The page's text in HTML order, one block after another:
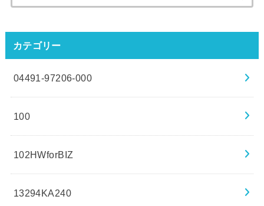
索:
カテゴリー
04491-97206-000
100
102HWforBIZ
13294KA240